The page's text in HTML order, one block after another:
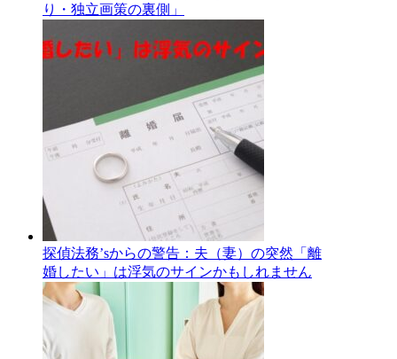
り・独立画策の裏側」
探偵法務’sからの警告：夫（妻）の突然「離
婚したい」は浮気のサインかもしれません